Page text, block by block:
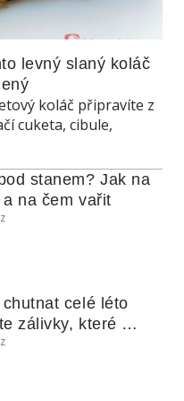
levný slaný koláč
koláč připravíte z
cuketa, cibule,
stanem? Jak na
na čem vařit
celé léto
zálivky, které
nudle nebo